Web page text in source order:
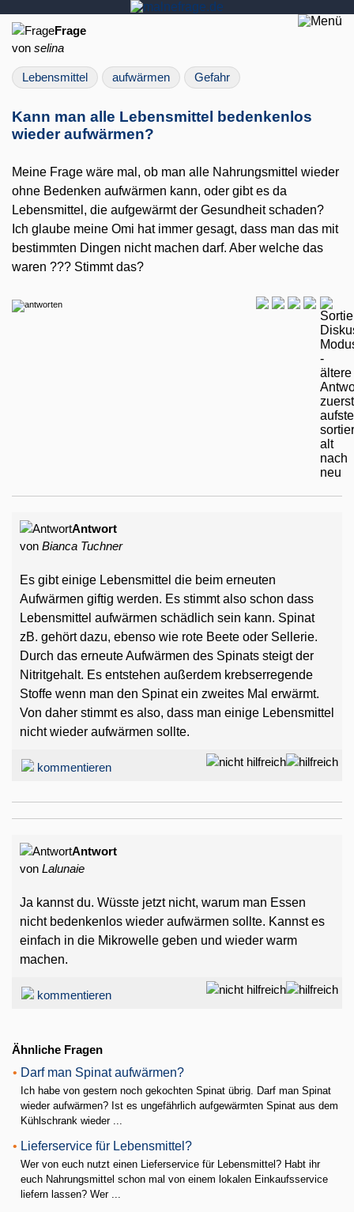
Frage
von selina
Lebensmittel aufwärmen Gefahr
Kann man alle Lebensmittel bedenkenlos
wieder aufwärmen?
Meine Frage wäre mal, ob man alle Nahrungsmittel wieder
ohne Bedenken aufwärmen kann, oder gibt es da
Lebensmittel, die aufgewärmt der Gesundheit schaden?
Ich glaube meine Omi hat immer gesagt, dass man das mit
bestimmten Dingen nicht machen darf. Aber welche das
waren ??? Stimmt das?
Antwort
von Bianca Tuchner
Es gibt einige Lebensmittel die beim erneuten
Aufwärmen giftig werden. Es stimmt also schon dass
Lebensmittel aufwärmen schädlich sein kann. Spinat
zB. gehört dazu, ebenso wie rote Beete oder Sellerie.
Durch das erneute Aufwärmen des Spinats steigt der
Nitritgehalt. Es entstehen außerdem krebserregende
Stoffe wenn man den Spinat ein zweites Mal erwärmt.
Von daher stimmt es also, dass man einige Lebensmittel
nicht wieder aufwärmen sollte.
kommentieren
Antwort
von Lalunaie
Ja kannst du. Wüsste jetzt nicht, warum man Essen
nicht bedenkenlos wieder aufwärmen sollte. Kannst es
einfach in die Mikrowelle geben und wieder warm
machen.
kommentieren
Ähnliche Fragen
• Darf man Spinat aufwärmen?
Ich habe von gestern noch gekochten Spinat übrig. Darf man Spinat
wieder aufwärmen? Ist es ungefährlich aufgewärmten Spinat aus dem
Kühlschrank wieder ...
• Lieferservice für Lebensmittel?
Wer von euch nutzt einen Lieferservice für Lebensmittel? Habt ihr
euch Nahrungsmittel schon mal von einem lokalen Einkaufsservice
liefern lassen? Wer ...